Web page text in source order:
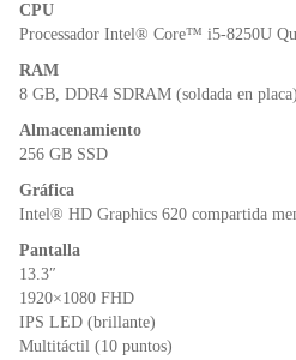
o p dl
CPU
Processador Intel® Core™ i5-8250U
RAM
8 GB, DDR4 SDRAM (soldada en placa)
Almacenamiento
256 GB SSD
Gráfica
Intel® HD Graphics 620 compartida
Pantalla
13.3″
1920×1080 FHD
IPS LED (brillante)
Multitáctil (10 puntos)